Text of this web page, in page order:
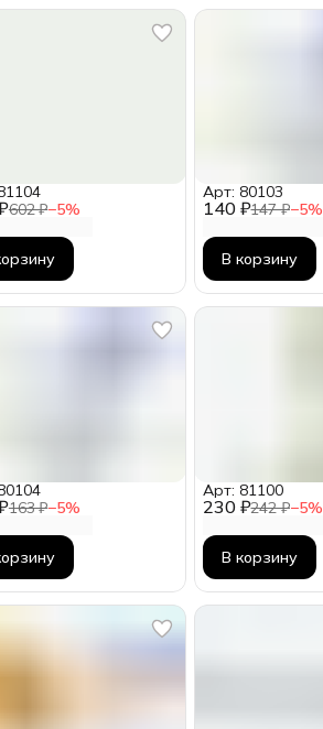
602 ₽−5% 140 ₽147 ₽−5%
Арт: 80103
В корзину
163 ₽−5% 230 ₽242 ₽−5%
Арт: 81100
В корзину